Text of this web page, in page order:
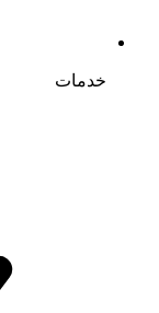
خدمات